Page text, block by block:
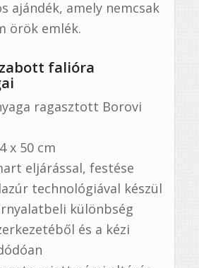
ajándék, amely nemcsak
örök emlék.
falióra
ragasztott Borovi
x 50 cm
eljárással, festése
technológiával készül
különbség
és a kézi